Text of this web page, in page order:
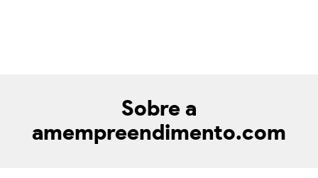
Sobre a
amempreendimento.com